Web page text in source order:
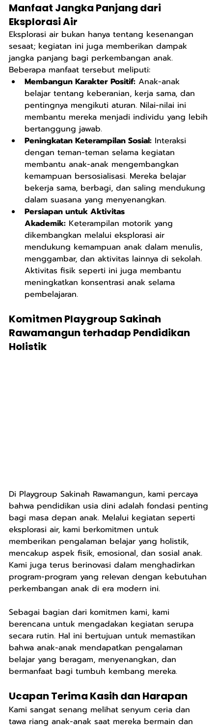
Manfaat Jangka Panjang dari
Eksplorasi Air
Eksplorasi air bukan hanya tentang kesenangan
sesaat; kegiatan ini juga memberikan dampak
jangka panjang bagi perkembangan anak.
Beberapa manfaat tersebut meliputi:
Membangun Karakter Positif: Anak-anak
belajar tentang keberanian, kerja sama, dan
pentingnya mengikuti aturan. Nilai-nilai ini
membantu mereka menjadi individu yang lebih
bertanggung jawab.
Peningkatan Keterampilan Sosial: Interaksi
dengan teman-teman selama kegiatan
membantu anak-anak mengembangkan
kemampuan bersosialisasi. Mereka belajar
bekerja sama, berbagi, dan saling mendukung
dalam suasana yang menyenangkan.
Persiapan untuk Aktivitas
Akademik: Keterampilan motorik yang
dikembangkan melalui eksplorasi air
mendukung kemampuan anak dalam menulis,
menggambar, dan aktivitas lainnya di sekolah.
Aktivitas fisik seperti ini juga membantu
meningkatkan konsentrasi anak selama
pembelajaran.
Komitmen Playgroup Sakinah
Rawamangun terhadap Pendidikan
Holistik
Di Playgroup Sakinah Rawamangun, kami percaya
bahwa pendidikan usia dini adalah fondasi penting
bagi masa depan anak. Melalui kegiatan seperti
eksplorasi air, kami berkomitmen untuk
memberikan pengalaman belajar yang holistik,
mencakup aspek fisik, emosional, dan sosial anak.
Kami juga terus berinovasi dalam menghadirkan
program-program yang relevan dengan kebutuhan
perkembangan anak di era modern ini.
Sebagai bagian dari komitmen kami, kami
berencana untuk mengadakan kegiatan serupa
secara rutin. Hal ini bertujuan untuk memastikan
bahwa anak-anak mendapatkan pengalaman
belajar yang beragam, menyenangkan, dan
bermanfaat bagi tumbuh kembang mereka.
Ucapan Terima Kasih dan Harapan
Kami sangat senang melihat senyum ceria dan
tawa riang anak-anak saat mereka bermain dan